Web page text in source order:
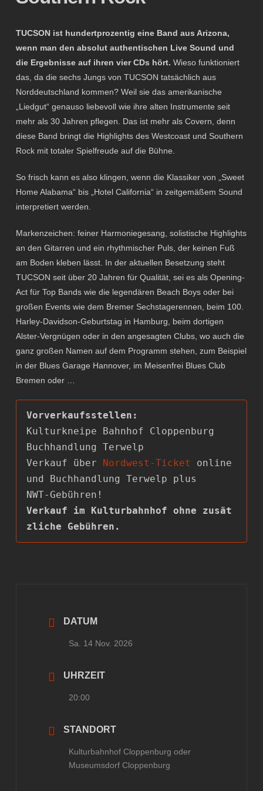
TUCSON ist hundertprozentig eine Band aus Arizona,
wenn man den absolut authentischen Live Sound und
die Ergebnisse auf ihren vier CDs hört. Wieso funktioniert
das, da die sechs Jungs von TUCSON tatsächlich aus
Norddeutschland kommen? Weil sie das amerikanische
„Liedgut“ genauso liebevoll wie ihre alten Instrumente seit
mehr als 30 Jahren pflegen. Das ist mehr als Covern, denn
diese Band bringt die Highlights des Westcoast und Southern
Rock mit totaler Spielfreude auf die Bühne.
So frisch kann es also klingen, wenn die Klassiker von „Sweet
Home Alabama“ bis „Hotel California“ in zeitgemäßem Sound
interpretiert werden.
Markenzeichen: feiner Harmoniegesang, solistische Highlights
an den Gitarren und ein rhythmischer Puls, der keinen Fuß
am Boden kleben lässt. In der aktuellen Besetzung steht
TUCSON seit über 20 Jahren für Qualität, sei es als Opening-
Act für Top Bands wie die legendären Beach Boys oder bei
großen Events wie dem Bremer Sechstagerennen, beim 100.
Harley-Davidson-Geburtstag in Hamburg, beim dortigen
Alster-Vergnügen oder in den angesagten Clubs, wo auch die
ganz großen Namen auf dem Programm stehen, zum Beispiel
in der Blues Garage Hannover, im Meisenfrei Blues Club
Bremen oder …
Kulturkneipe Bahnhof Cloppenburg
Buchhandlung Terwelp
Verkauf über Nordwest-Ticket
online
und Buchhandlung Terwelp plus
Verkauf im Kulturbahnhof ohne zusät
zliche Gebühren.
DATUM
Sa. 14 Nov. 2026
UHRZEIT
20:00
STANDORT
Kulturbahnhof Cloppenburg oder
Museumsdorf Cloppenburg